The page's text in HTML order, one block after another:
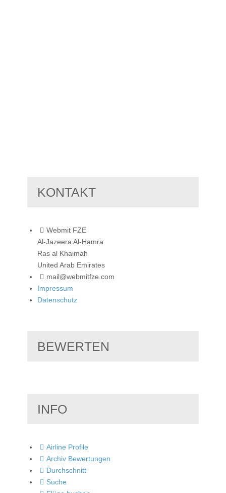
KONTAKT
Webmit FZE
Al-Jazeera Al-Hamra
Ras al Khaimah
United Arab Emirates
mail@webmitfze.com
Impressum
Datenschutz
BEWERTEN
INFO
Airline Profile
Archiv Bewertungen
Durchschnitt
Suche